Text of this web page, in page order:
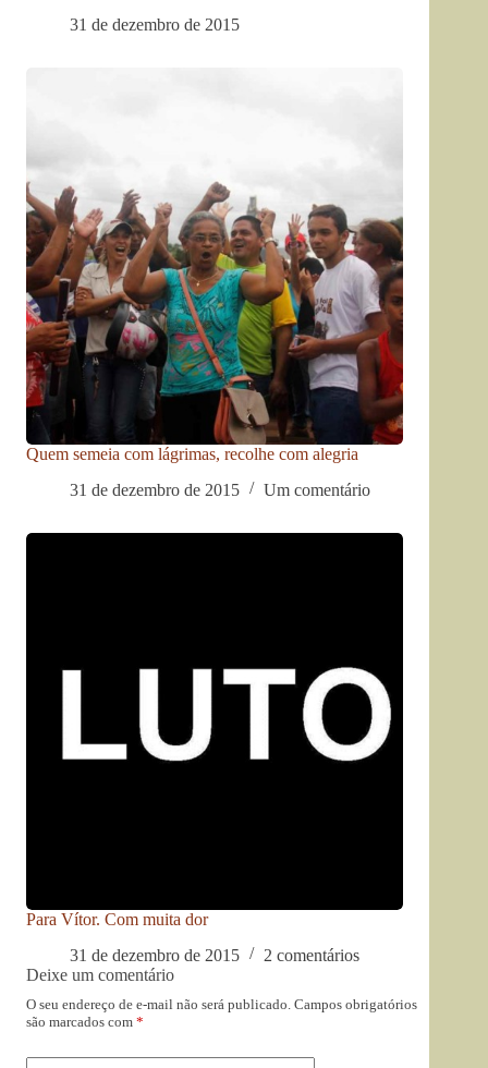
31 de dezembro de 2015
Quem semeia com lágrimas, recolhe com alegria
31 de dezembro de 2015
Um comentário
Para Vítor. Com muita dor
31 de dezembro de 2015
2 comentários
Deixe um comentário
O seu endereço de e-mail não será publicado. Campos obrigatórios
são marcados com *